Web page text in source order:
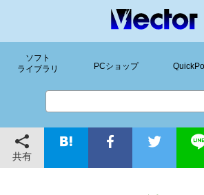
ソフト
ライブラリ
PCショップ
共有